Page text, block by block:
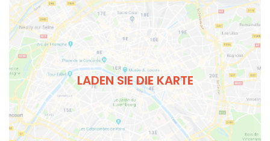
LADEN SIE DIE KARTE